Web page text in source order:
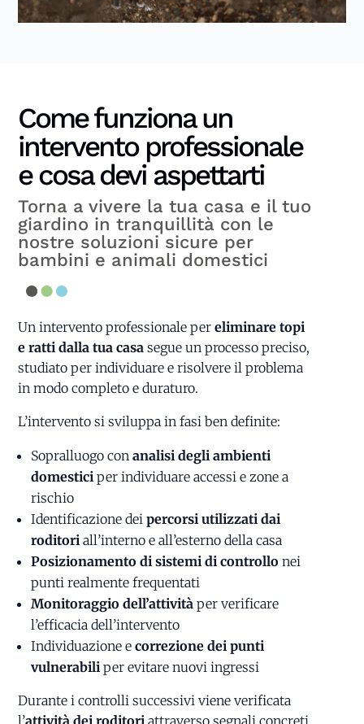
Come funziona un
intervento professionale
e cosa devi aspettarti
Torna a vivere la tua casa e il tuo
giardino in tranquillità con le
nostre soluzioni sicure per
bambini e animali domestici
Un intervento professionale pereliminare topi
e ratti dalla tua casa segue un processo preciso,
studiato per individuare e risolvere il problema
in modo completo e duraturo.
L’intervento si sviluppa in fasi ben definite:
Sopralluogo conanalisi degli ambienti
domestici per individuare accessi e zone a
rischio
Identificazione deipercorsi utilizzati dai
roditori all’interno e all’esterno della casa
Posizionamento di sistemi di controllo nei
punti realmente frequentati
Monitoraggio dell’attività per verificare
l’efficacia dell’intervento
Individuazione ecorrezione dei punti
vulnerabili per evitare nuovi ingressi
Durante i controlli successivi viene verificata